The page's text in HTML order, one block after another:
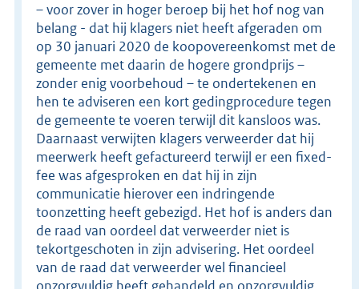
– voor zover in hoger beroep bij het hof nog van
belang - dat hij klagers niet heeft afgeraden om
op 30 januari 2020 de koopovereenkomst met de
gemeente met daarin de hogere grondprijs –
zonder enig voorbehoud – te ondertekenen en
hen te adviseren een kort gedingprocedure tegen
de gemeente te voeren terwijl dit kansloos was.
Daarnaast verwijten klagers verweerder dat hij
meerwerk heeft gefactureerd terwijl er een fixed-
fee was afgesproken en dat hij in zijn
communicatie hierover een indringende
toonzetting heeft gebezigd. Het hof is anders dan
de raad van oordeel dat verweerder niet is
tekortgeschoten in zijn advisering. Het oordeel
van de raad dat verweerder wel financieel
onzorgvuldig heeft gehandeld en onzorgvuldig